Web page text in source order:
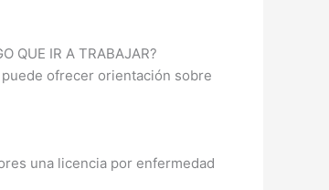
QUE IR A TRABAJAR?
ofrecer orientación sobre
una licencia por enfermedad